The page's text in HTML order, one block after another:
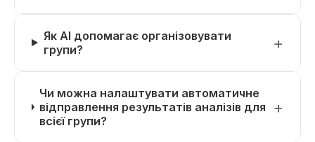
Як AI допомагає організовувати
групи?
Чи можна налаштувати автоматичне
відправлення результатів аналізів для
всієї групи?